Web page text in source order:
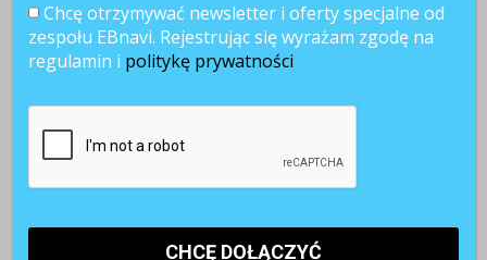
Chcę otrzymywać newsletter i oferty specjalne od
zespołu EBnavi. Rejestrując się wyrażam zgodę na
regulamin i politykę prywatności